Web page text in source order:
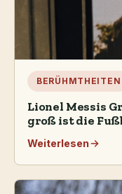
BERÜHMTHEITEN
Lionel Messis
groß ist die
Weiterlesen